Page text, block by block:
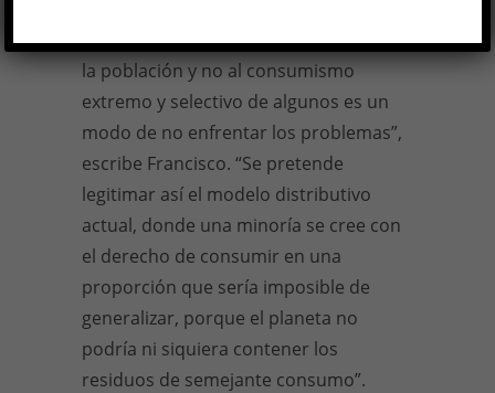
consumidores? “Culpar al aumento de
la población y no al consumismo
extremo y selectivo de algunos es un
modo de no enfrentar los problemas”,
escribe Francisco. “Se pretende
legitimar así el modelo distributivo
actual, donde una minoría se cree con
el derecho de consumir en una
proporción que sería imposible de
generalizar, porque el planeta no
podría ni siquiera contener los
residuos de semejante consumo”.